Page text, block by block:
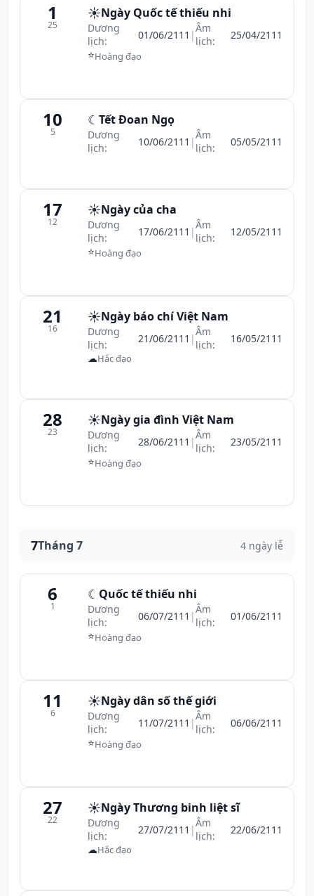
1
25
☀️Ngày Quốc tế thiếu nhi
Dương
lịch:
01/06/2111 |Âm
lịch:
25/04/2111
⭐Hoàng đạo
10
5
☾ Tết Đoan Ngọ
Dương
lịch:
10/06/2111 |Âm
lịch:
05/05/2111
17
12
☀️Ngày của cha
Dương
lịch:
17/06/2111 |Âm
lịch:
12/05/2111
⭐Hoàng đạo
21
16
☀️Ngày báo chí Việt Nam
Dương
lịch:
21/06/2111 |Âm
lịch:
16/05/2111
☁Hắc đạo
28
23
☀️Ngày gia đình Việt Nam
Dương
lịch:
28/06/2111 |Âm
lịch:
23/05/2111
⭐Hoàng đạo
7Tháng 7 4 ngày lễ
6
1
☾ Quốc tế thiếu nhi
Dương
lịch:
06/07/2111 |Âm
lịch:
01/06/2111
⭐Hoàng đạo
11
6
☀️Ngày dân số thế giới
Dương
lịch:
11/07/2111 |Âm
lịch:
06/06/2111
⭐Hoàng đạo
27
22
☀️Ngày Thương binh liệt sĩ
Dương
lịch:
27/07/2111 |Âm
lịch:
22/06/2111
☁Hắc đạo